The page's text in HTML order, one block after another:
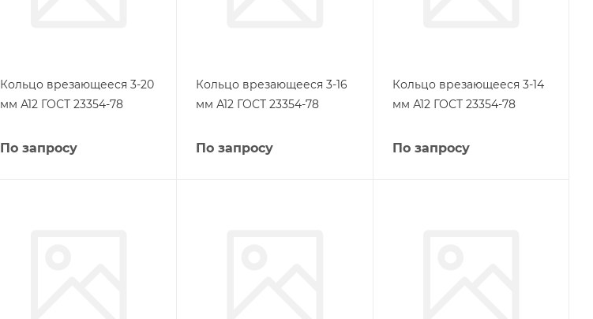
Кольцо врезающееся 3-20
мм А12 ГОСТ 23354-78
По запросу
Кольцо врезающееся 3-16
мм А12 ГОСТ 23354-78
По запросу
Кольцо врезающееся 3-14
мм А12 ГОСТ 23354-78
По запросу